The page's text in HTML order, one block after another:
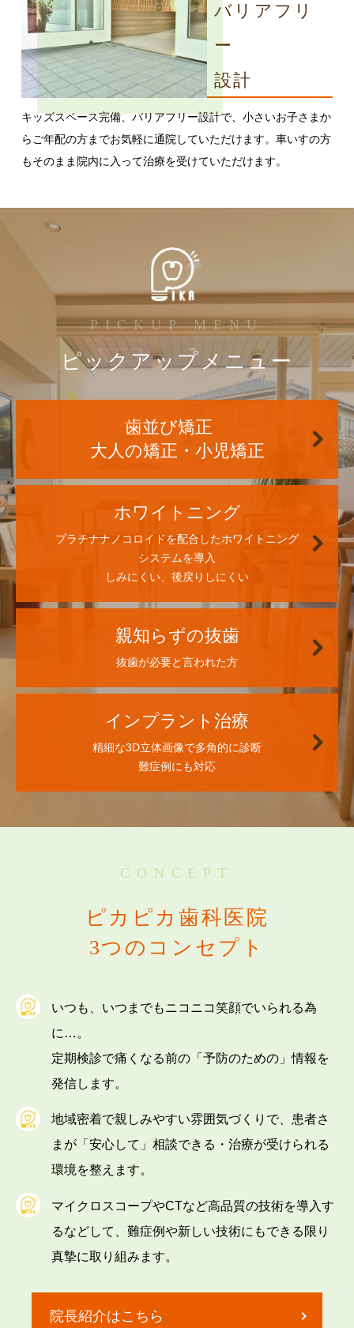
バリアフリ
ー
設計
キッズスペース完備、バリアフリー設計で、小さいお子さまか
らご年配の方までお気軽に通院していただけます。車いすの方
もそのまま院内に入って治療を受けていただけます。
PICKUP MENU
ピックアップメニュー
歯並び矯正
大人の矯正・小児矯正
ホワイトニング
プラチナナノコロイドを配合したホワイトニング
システムを導入
しみにくい、後戻りしにくい
親知らずの抜歯
抜歯が必要と言われた方
インプラント治療
精細な3D立体画像で多角的に診断
難症例にも対応
CONCEPT
ピカピカ歯科医院
3つのコンセプト
いつも、いつまでもニコニコ笑顔でいられる為
に…。
定期検診で痛くなる前の「予防のための」情報を
発信します。
地域密着で親しみやすい雰囲気づくりで、患者さ
まが「安心して」相談できる・治療が受けられる
環境を整えます。
マイクロスコープやCTなど高品質の技術を導入す
るなどして、難症例や新しい技術にもできる限り
真摯に取り組みます。
院長紹介はこちら